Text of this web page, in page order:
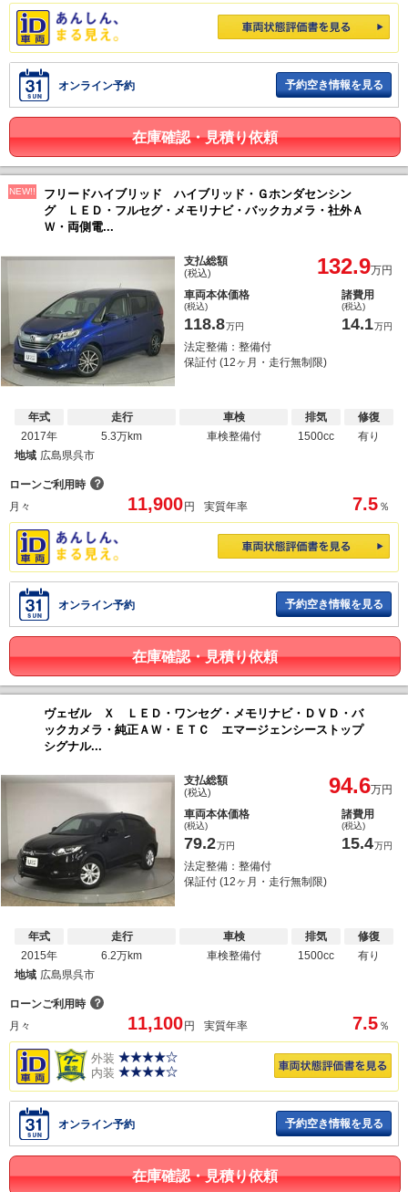
オンライン予約 予約空き情報を見る
在庫確認・見積り依頼
NEW!!
フリードハイブリッド ハイブリッド・Ｇホンダセンシン
グ ＬＥＤ・フルセグ・メモリナビ・バックカメラ・社外Ａ
Ｗ・両側電...
支払総額
(税込) 132.9万円
車両本体価格
(税込)
118.8万円
諸費用
(税込)
14.1万円
法定整備：整備付
保証付 (12ヶ月・走行無制限)
年式
2017年
走行
5.3万km
車検
車検整備付
排気
1500cc
修復
有り
地域 広島県呉市
ローンご利用時 ？
月々
11,900 円 実質年率 7.5 ％
オンライン予約 予約空き情報を見る
在庫確認・見積り依頼
ヴェゼル Ｘ ＬＥＤ・ワンセグ・メモリナビ・ＤＶＤ・バ
ックカメラ・純正ＡＷ・ＥＴＣ エマージェンシーストップ
シグナル...
支払総額
(税込) 94.6万円
車両本体価格
(税込)
79.2万円
諸費用
(税込)
15.4万円
法定整備：整備付
保証付 (12ヶ月・走行無制限)
年式
2015年
走行
6.2万km
車検
車検整備付
排気
1500cc
修復
有り
地域 広島県呉市
ローンご利用時 ？
月々
11,100 円 実質年率 7.5 ％
外装
内装
オンライン予約 予約空き情報を見る
在庫確認・見積り依頼